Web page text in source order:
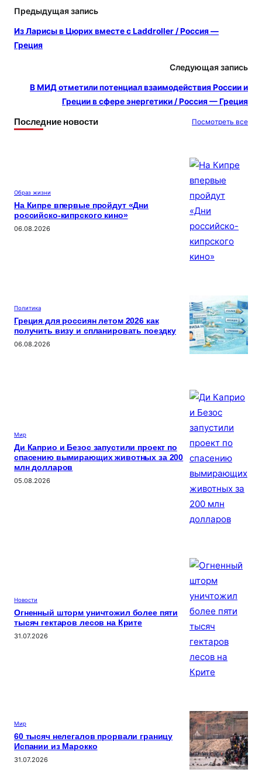
gr
a
o
kl
s
ni
ki
а
т
ь
Предыдущая запись
Из Ларисы в Цюрих вместе с Laddroller / Россия —
Греция
Следующая запись
В МИД отметили потенциал взаимодействия России и
Греции в сфере энергетики / Россия — Греция
Последние новости Посмотреть все
Образ жизни
На Кипре впервые пройдут «Дни
российско-кипрского кино»
06.08.2026
Политика
Греция для россиян летом 2026 как
получить визу и спланировать поездку
06.08.2026
Мир
Ди Каприо и Безос запустили проект по
спасению вымирающих животных за 200
млн долларов
05.08.2026
Новости
Огненный шторм уничтожил более пяти
тысяч гектаров лесов на Крите
31.07.2026
Мир
60 тысяч нелегалов прорвали границу
Испании из Марокко
31.07.2026